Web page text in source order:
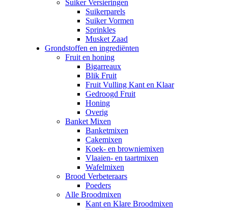
Suiker Versieringen
Suikerparels
Suiker Vormen
Sprinkles
Musket Zaad
Grondstoffen en ingrediënten
Fruit en honing
Bigarreaux
Blik Fruit
Fruit Vulling Kant en Klaar
Gedroogd Fruit
Honing
Overig
Banket Mixen
Banketmixen
Cakemixen
Koek- en browniemixen
Vlaaien- en taartmixen
Wafelmixen
Brood Verbeteraars
Poeders
Alle Broodmixen
Kant en Klare Broodmixen